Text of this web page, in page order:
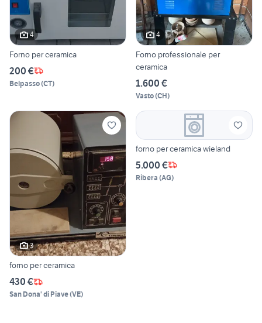
4
Forno per ceramica
200 €
Belpasso(CT)
4
Forno professionale per
ceramica
1.600 €
Vasto(CH)
3
forno per ceramica
430 €
San Dona' di Piave(VE)
forno per ceramica wieland
5.000 €
Ribera (AG)